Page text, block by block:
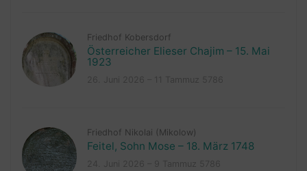
Friedhof Kobersdorf
Österreicher Elieser Chajim – 15. Mai
1923
Friedhof Nikolai (Mikolow)
Feitel, Sohn Mose – 18. März 1748